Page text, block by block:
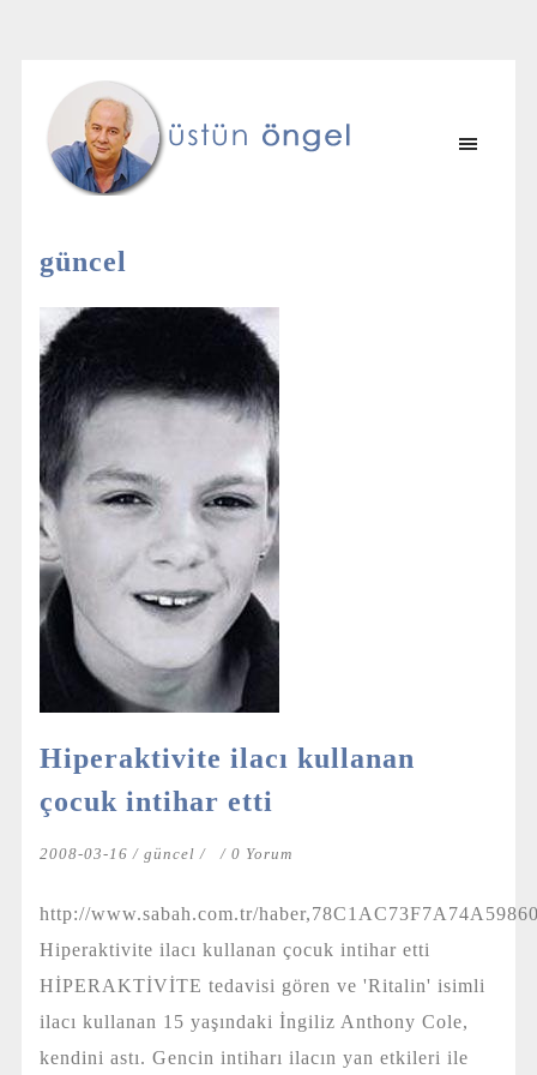
güncel
Hiperaktivite ilacı kullanan
çocuk intihar etti
2008-03-16 / güncel / / 0 Yorum
http://www.sabah.com.tr/
Hiperaktivite ilacı kullanan çocuk intihar etti
HİPERAKTİVİTE tedavisi gören ve 'Ritalin' isimli
ilacı kullanan 15 yaşındaki İngiliz Anthony Cole,
kendini astı. Gencin intiharı ilacın yan etkileri ile